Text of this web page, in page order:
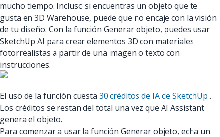
mucho tiempo. Incluso si encuentras un objeto que te
gusta en 3D Warehouse, puede que no encaje con la visión
de tu diseño. Con la función Generar objeto, puedes usar
SketchUp AI para crear elementos 3D con materiales
fotorrealistas a partir de una imagen o texto con
instrucciones.
El uso de la función cuesta 30 créditos de IA de SketchUp .
Los créditos se restan del total una vez que AI Assistant
genera el objeto.
Para comenzar a usar la función Generar objeto, echa un